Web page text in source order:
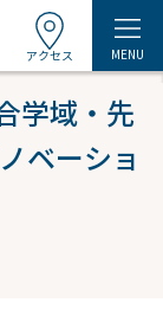
アクセス MENU
学域・先
ベーショ